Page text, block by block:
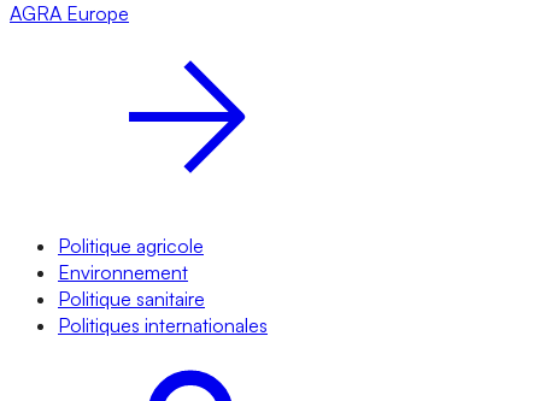
AGRA Europe
Politique agricole
Environnement
Politique sanitaire
Politiques internationales